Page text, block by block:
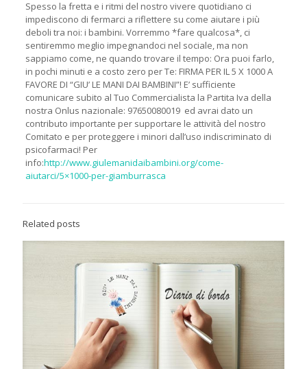
Spesso la fretta e i ritmi del nostro vivere quotidiano ci
impediscono di fermarci a riflettere su come aiutare i più
deboli tra noi: i bambini. Vorremmo *fare qualcosa*, ci
sentiremmo meglio impegnandoci nel sociale, ma non
sappiamo come, ne quando trovare il tempo: Ora puoi farlo,
in pochi minuti e a costo zero per Te: FIRMA PER IL 5 X 1000 A
FAVORE DI “GIU’ LE MANI DAI BAMBINI”! E’ sufficiente
comunicare subito al Tuo Commercialista la Partita Iva della
nostra Onlus nazionale: 97650080019 ed avrai dato un
contributo importante per supportare le attività del nostro
Comitato e per proteggere i minori dall’uso indiscriminato di
psicofarmaci! Per
info:http://www.giulemanidaibambini.org/come-
aiutarci/5×1000-per-giamburrasca
Related posts